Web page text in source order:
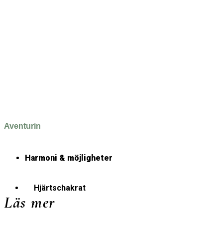
Aventurin
Harmoni & möjligheter
Hjärtschakrat
Läs mer